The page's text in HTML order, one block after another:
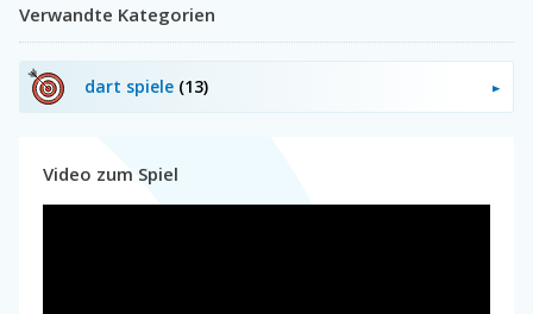
Verwandte Kategorien
dart spiele (13)
Video zum Spiel